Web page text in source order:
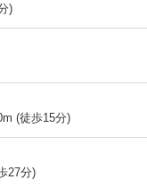
せ
)
(徒歩15分)
27分)